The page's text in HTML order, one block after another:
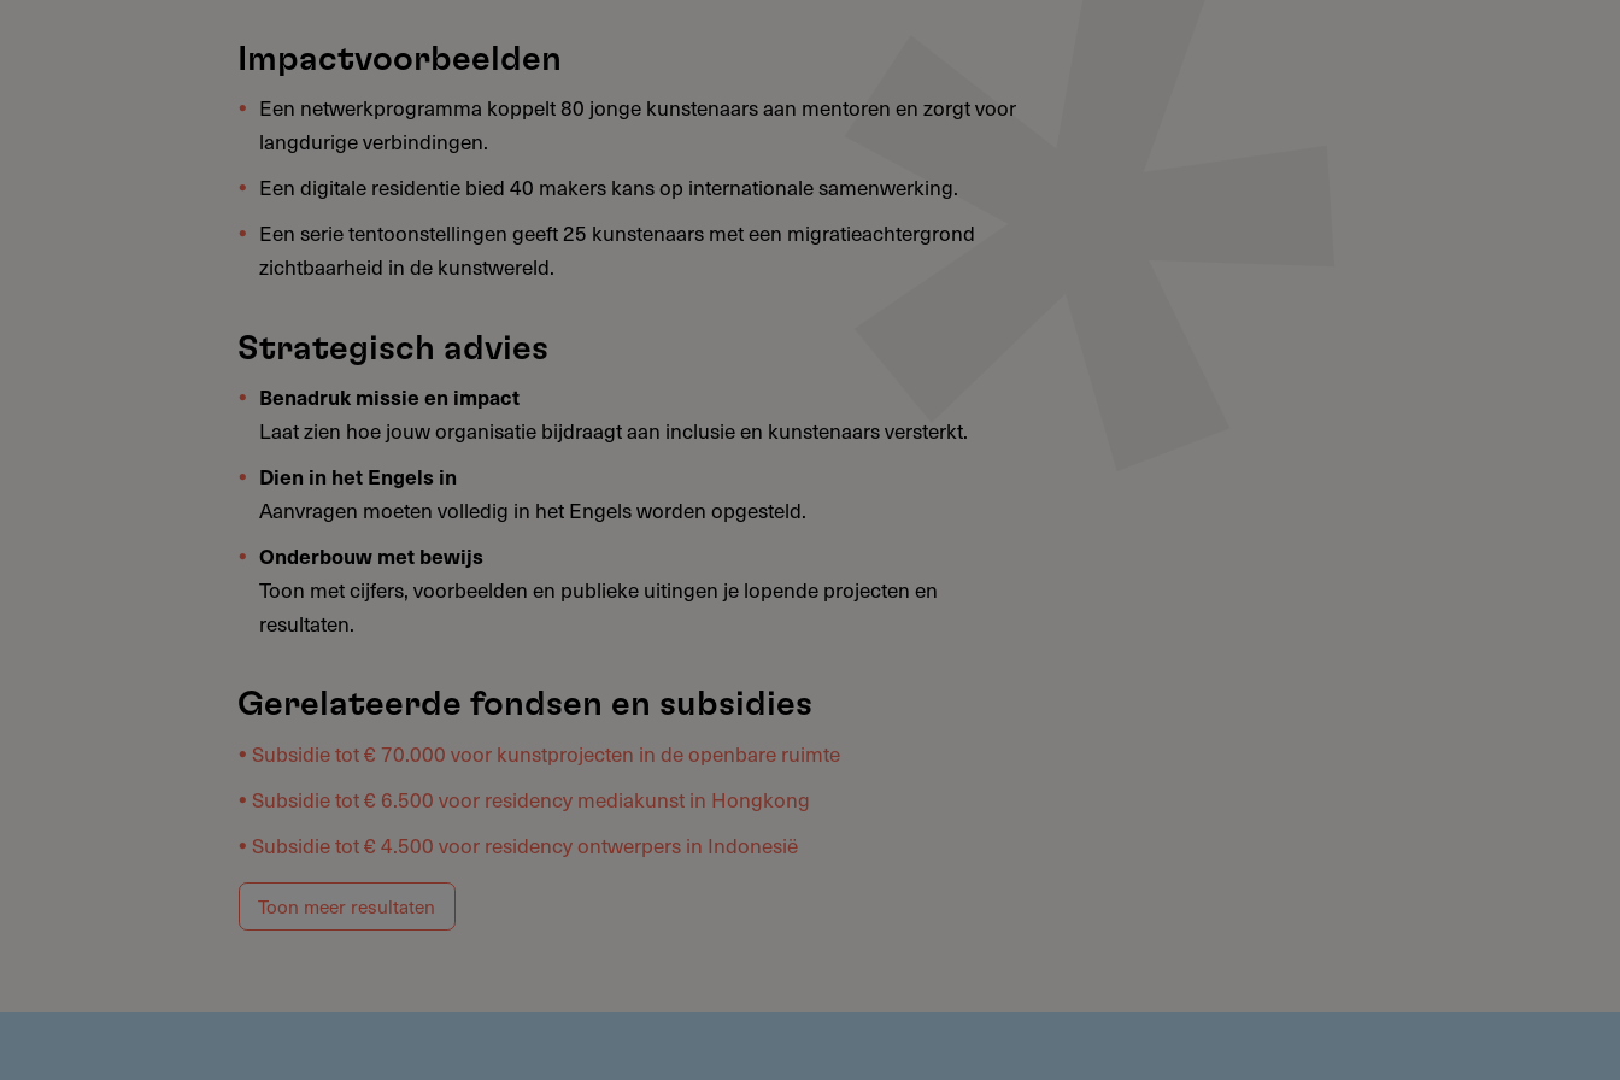
Impactvoorbeelden
Een netwerkprogramma koppelt 80 jonge kunstenaars aan mentoren en zorgt voor
langdurige verbindingen.
Een digitale residentie bied 40 makers kans op internationale samenwerking.
Een serie tentoonstellingen geeft 25 kunstenaars met een migratieachtergrond
zichtbaarheid in de kunstwereld.
Strategisch advies
Benadruk missie en impact
Laat zien hoe jouw organisatie bijdraagt aan inclusie en kunstenaars versterkt.
Dien in het Engels in
Aanvragen moeten volledig in het Engels worden opgesteld.
Onderbouw met bewijs
Toon met cijfers, voorbeelden en publieke uitingen je lopende projecten en
resultaten.
Gerelateerde fondsen en subsidies
Subsidie tot € 70.000 voor kunstprojecten in de openbare ruimte
Subsidie tot € 6.500 voor residency mediakunst in Hongkong
Subsidie tot € 4.500 voor residency ontwerpers in Indonesië
Toon meer resultaten